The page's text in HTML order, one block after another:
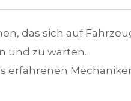
das sich auf
und zu warten.
erfahrenen